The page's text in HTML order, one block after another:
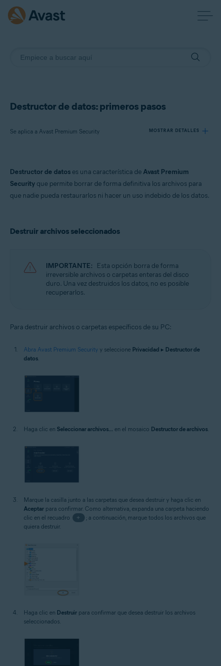
Destructor de datos: primeros pasos
Se aplica a Avast Premium Security MOSTRAR DETALLES
Productos:
Avast Premium Security 24.x
Microsoft Windows 8.1/Pro/Enterprise - 32 o 64 bits
Premium/Professional/Enterprise/Ultimate - Service Pack 1 con
Convenient Rollup Update, 32 o 64 bits
Destructor de datos es una característica deAvast Premium
Security que permite borrar de forma definitiva los archivos para
que nadie pueda restaurarlos ni hacer un uso indebido de los datos.
Destruir archivos seleccionados
IMPORTANTE: Esta opción borra de forma
irreversible archivos o carpetas enteras del disco
duro. Una vez destruidos los datos, no es posible
recuperarlos.
Para destruir archivos o carpetas específicos de su PC:
Abra Avast Premium Security y seleccione Privacidad ▸ Destructor de
datos.
Haga clic en Seleccionar archivos... en el mosaico Destructor de archivos
Marque la casilla junto a las carpetas que desea destruir y haga clic en
Aceptar para confirmar. Como alternativa, expanda una carpeta haciendo
clic en el recuadro
+
; a continuación, marque todos los archivos que
quiera destruir.
Haga clic en Destruir para confirmar que desea destruir los archivos
seleccionados.